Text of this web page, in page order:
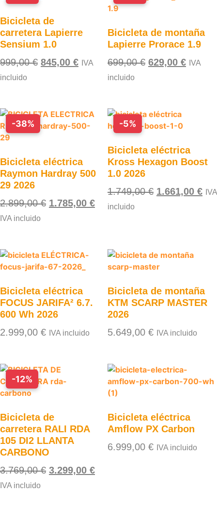
Bicicleta de
carretera Lapierre
Sensium 1.0
999,00€ 845,00 € IVA
incluido
Bicicleta de montaña
Lapierre Prorace 1.9
699,00€ 629,00 € IVA
incluido
-38%
Bicicleta eléctrica
Raymon Hardray 500
29 2026
2.899,00€ 1.785,00 €
IVA incluido
-5%
Bicicleta eléctrica
Kross Hexagon Boost
1.0 2026
1.749,00€ 1.661,00 € IVA
incluido
Bicicleta eléctrica
FOCUS JARIFA² 6.7.
600 Wh 2026
2.999,00 € IVA incluido
Bicicleta de montaña
KTM SCARP MASTER
2026
5.649,00 € IVA incluido
-12%
Bicicleta de
carretera RALI RDA
105 DI2 LLANTA
CARBONO
3.769,00€ 3.299,00 €
IVA incluido
Bicicleta eléctrica
Amflow PX Carbon
6.999,00 € IVA incluido